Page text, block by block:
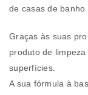
de casas de
Graças às suas
produto de
superfícies.
A sua fórmula à